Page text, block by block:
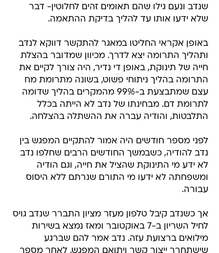
שנדב ונעם גילו שהם תאומים זהים לחלוטין- דבר
שלא ידעו אותו עד להליך בדיקת ההתאמה.
באופן אקראי החליטו במאגר להתקשר דווקא לנדב
ותהליך התרומה יצא לדרך. מכיוון שמדובר בהצלת
חייה של תינוקת, באופן די נדיר, היה צורך לקיים את
התרומה בהליך ניתוחי פשוט, בשונה מתרומת מח
עצם שמתבצעת ב-99% מהמקרים בהליך שדומה
לתרומת דם. מבחינתו של נדב לא הייתה בכלל
התלבטות, והודיה עברה את ההשתלה בהצלחה.
לפני מספר חודשים היה אמור להתקיים המפגש בין
נדב להודיה, כשבמשך החודשים הרבים שחלפו נדב
לא ידע מי התינוקת שהציל את חייה, וגם הודיה
ומשפחתה לא ידעו מי התורם שנרתם ללא היסוס
עבורה.
אך כשנדב קיבל טלפון מעזר מציון התברר שנדב גויס
לחיל השריון ב-7 באוקטובר ומאז נמצא בשירות
מילואים ברצועת עזה. נדב אמר להם שברגע
שישתחרר ייצור קשר ויתואם המפגש. לאחר מספר